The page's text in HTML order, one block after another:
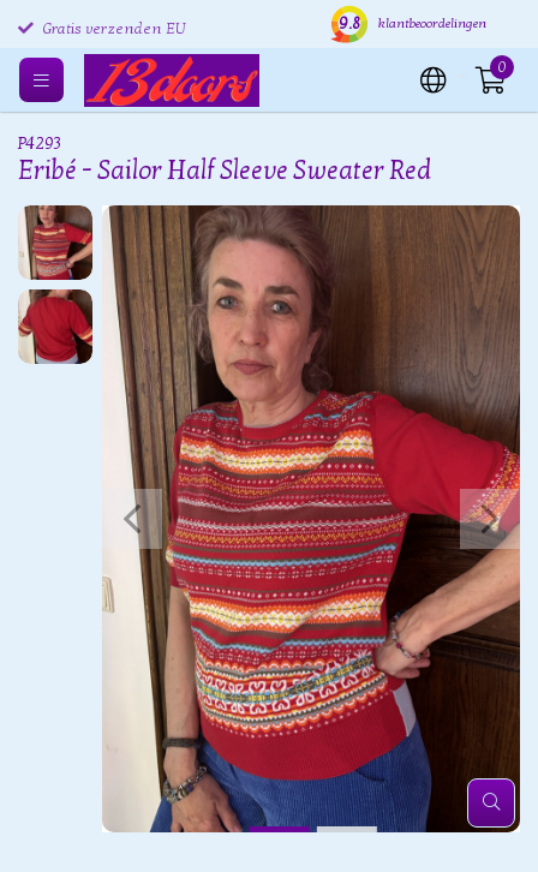
Gratis retourneren EU Verzending binnen 24 uur
9.8 klantbeoordelingen
0
P4293
Eribé - Sailor Half Sleeve Sweater Red